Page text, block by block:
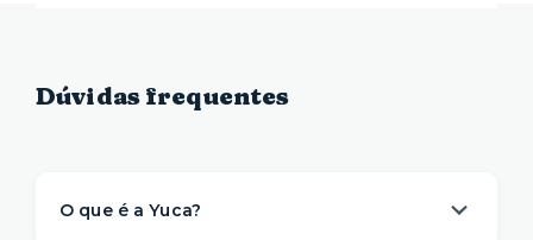
Dúvidas frequentes
O que é a Yuca?